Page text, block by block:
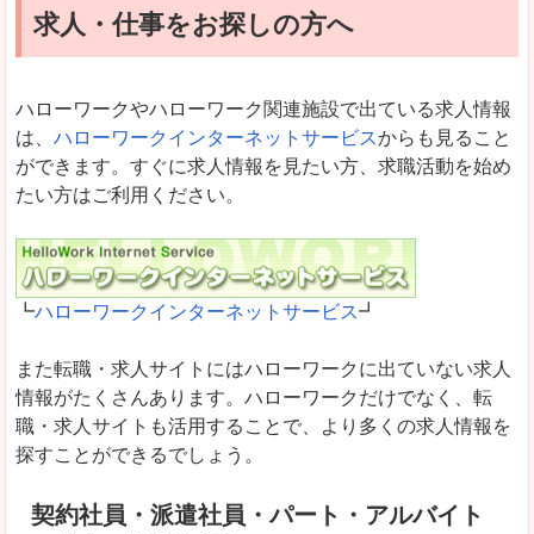
求人・仕事をお探しの方へ
ハローワークやハローワーク関連施設で出ている求人情報
は、 ハローワークインターネットサービスからも見ること
ができます。すぐに求人情報を見たい方、求職活動を始め
たい方はご利用ください。
┗ハローワークインターネットサービス┛
また転職・求人サイトにはハローワークに出ていない求人
情報がたくさんあります。ハローワークだけでなく、転
職・求人サイトも活用することで、より多くの求人情報を
探すことができるでしょう。
契約社員・派遣社員・パート・アルバイト